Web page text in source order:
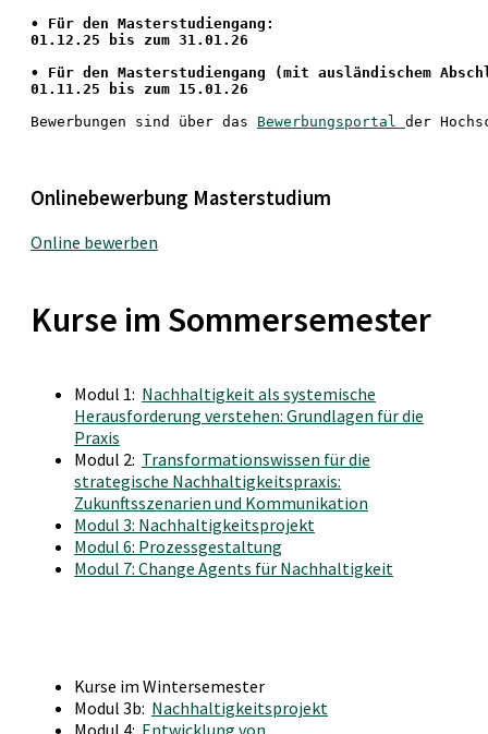
• Für den Masterstudiengang:
01.12.25 bis zum 31.01.26
• Für den Masterstudiengang (mit ausländischem
01.11.25 bis zum 15.01.26
Bewerbungen sind über das Bewerbungsportal der
Onlinebewerbung Masterstudium
Online bewerben
Kurse im Sommersemester
Modul 1: Nachhaltigkeit als systemische
Herausforderung verstehen: Grundlagen für die
Praxis
Modul 2: Transformationswissen für die
strategische Nachhaltigkeitspraxis:
Zukunftsszenarien und Kommunikation
Modul 3: Nachhaltigkeitsprojekt
Modul 6: Prozessgestaltung
Modul 7: Change Agents für Nachhaltigkeit
Kurse im Wintersemester
Modul 3b: Nachhaltigkeitsprojekt
Modul 4: Entwicklung von